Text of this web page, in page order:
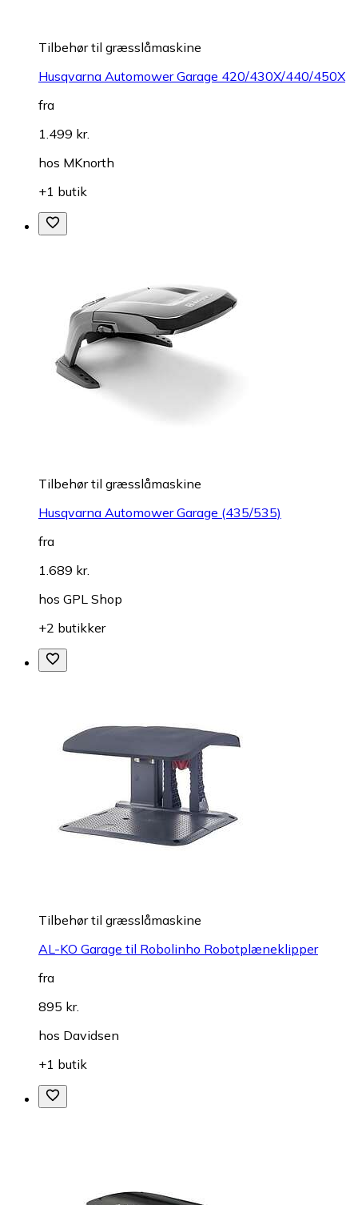
Tilbehør til græsslåmaskine
Husqvarna Automower Garage 420/430X/440/450X
fra
1.499 kr.
hos MKnorth
+1 butik
Tilbehør til græsslåmaskine
Husqvarna Automower Garage (435/535)
fra
1.689 kr.
hos GPL Shop
+2 butikker
Tilbehør til græsslåmaskine
AL-KO Garage til Robolinho Robotplæneklipper
fra
895 kr.
hos Davidsen
+1 butik